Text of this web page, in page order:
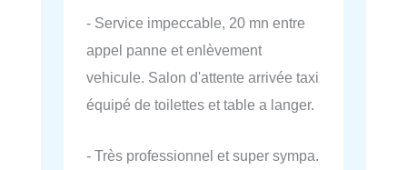
- Service impeccable, 20 mn entre
appel panne et enlèvement
vehicule. Salon d'attente arrivée taxi
équipé de toilettes et table a langer.
- Très professionnel et super sympa.